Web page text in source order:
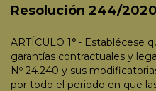
Resolución 244/
ARTÍCULO 1°.- Establécese
garantías contractuales y
Nº 24.240 y sus
por todo el periodo en que